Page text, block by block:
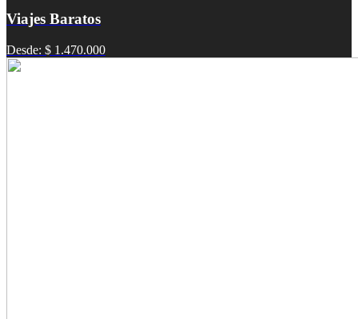
Viajes Baratos
Desde: $ 1.470.000